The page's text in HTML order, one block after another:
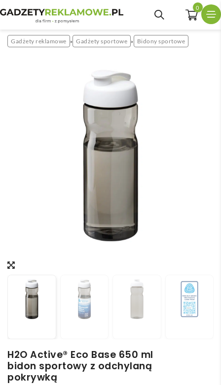
0
Gadżety reklamowe » Gadżety sportowe » Bidony sportowe
H2O Active® Eco Base 650 ml
bidon sportowy z odchylaną
pokrywką